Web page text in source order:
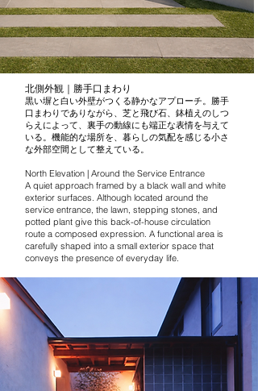
北側外観｜勝手口まわり
黒い塀と白い外壁がつくる静かなアプローチ。勝手
口まわりでありながら、芝と飛び石、鉢植えのしつ
らえによって、裏手の動線にも端正な表情を与えて
いる。機能的な場所を、暮らしの気配を感じる小さ
な外部空間として整えている。
North Elevation | Around the Service Entrance
A quiet approach framed by a black wall and white
exterior surfaces. Although located around the
service entrance, the lawn, stepping stones, and
potted plant give this back-of-house circulation
route a composed expression. A functional area is
carefully shaped into a small exterior space that
conveys the presence of everyday life.